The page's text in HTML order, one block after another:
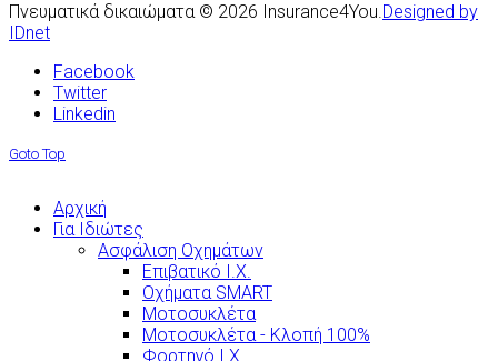
Πνευματικά δικαιώματα © 2026 Insurance4You.Designed by
IDnet
Facebook
Twitter
Linkedin
Goto Top
Αρχική
Για Ιδιώτες
Ασφάλιση Οχημάτων
Επιβατικό Ι.Χ.
Οχήματα SMART
Μοτοσυκλέτα
Μοτοσυκλέτα - Κλοπή 100%
Φορτηγό Ι.Χ.